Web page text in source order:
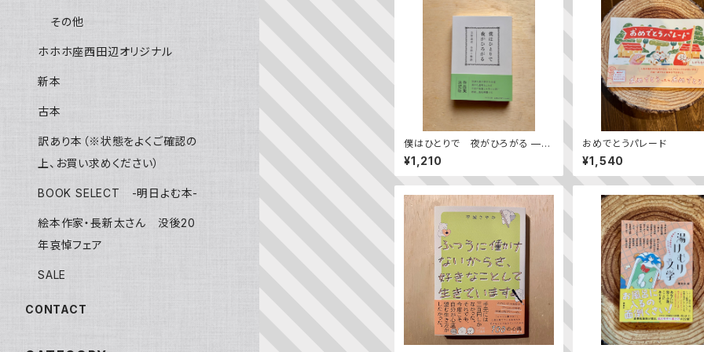
僕はひとりで 夜がひろがる ——
立原道造 全詩＋物語
¥1,210
おめでとうパレード
¥1,540
その他
ホホホ座西田辺オリジナル
新本
古本
訳あり本（※状態をよくご確認の
上、お買い求めください）
BOOK SELECT -明日よむ本-
絵本作家・長新太さん 没後20
年哀悼フェア
SALE
CONTACT